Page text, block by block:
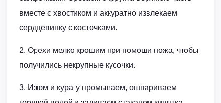
вместе с хвостиком и аккуратно извлекаем
сердцевинку с косточками.
2. Орехи мелко крошим при помощи ножа, чтобы
получились некрупные кусочки.
3. Изюм и курагу промываем, ошпариваем